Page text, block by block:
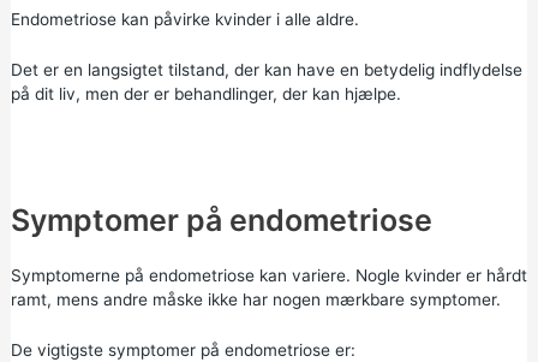
Endometriose kan påvirke kvinder i alle aldre.
Det er en langsigtet tilstand, der kan have en betydelig indflydelse
på dit liv, men der er behandlinger, der kan hjælpe.
Symptomer på endometriose
Symptomerne på endometriose kan variere. Nogle kvinder er hårdt
ramt, mens andre måske ikke har nogen mærkbare symptomer.
De vigtigste symptomer på endometriose er: